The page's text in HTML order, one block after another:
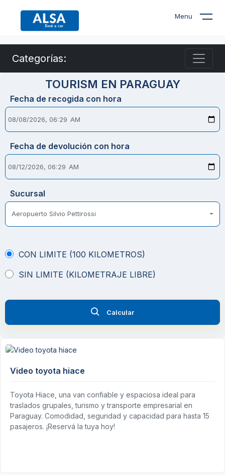
Menu
Categorías:
TOURISM EN PARAGUAY
Fecha de recogida con hora
Fecha de devolución con hora
Sucursal
Aeropuerto Silvio Pettirossi
CON LIMITE (100 KILOMETROS)
SIN LIMITE (KILOMETRAJE LIBRE)
Calcular
Video toyota hiace
Toyota Hiace, una van confiable y espaciosa ideal para
traslados grupales, turismo y transporte empresarial en
Paraguay. Comodidad, seguridad y capacidad para hasta 15
pasajeros. ¡Reservá la tuya hoy!